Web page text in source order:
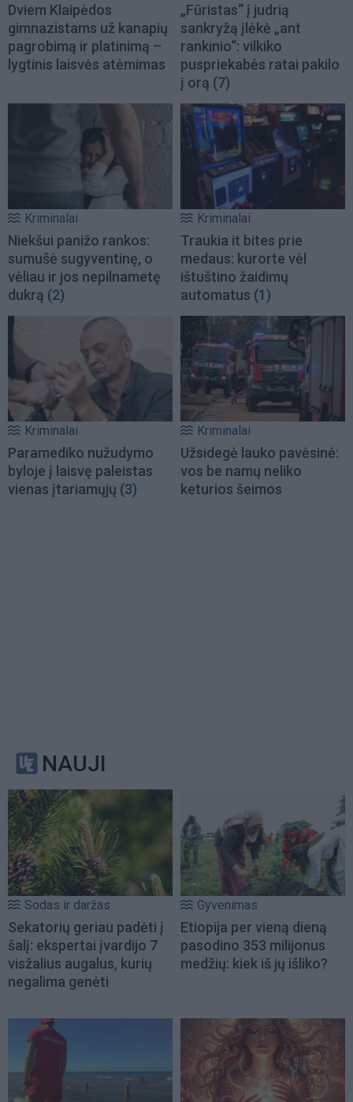
Dviem Klaipėdos
gimnazistams už kanapių
pagrobimą ir platinimą –
lygtinis laisvės atėmimas
„Fūristas“ į judrią
sankryžą įlėkė „ant
rankinio“: vilkiko
puspriekabės ratai pakilo
į orą (7)
Kriminalai
Niekšui panižo rankos:
sumušė sugyventinę, o
vėliau ir jos nepilnametę
dukrą (2)
Kriminalai
Traukia it bites prie
medaus: kurorte vėl
ištuštino žaidimų
automatus (1)
Kriminalai
Paramediko nužudymo
byloje į laisvę paleistas
vienas įtariamųjų (3)
Kriminalai
Užsidegė lauko pavėsinė:
vos be namų neliko
keturios šeimos
NAUJI
Sodas ir daržas
Sekatorių geriau padėti į
šalį: ekspertai įvardijo 7
visžalius augalus, kurių
negalima genėti
Gyvenimas
Etiopija per vieną dieną
pasodino 353 milijonus
medžių: kiek iš jų išliko?